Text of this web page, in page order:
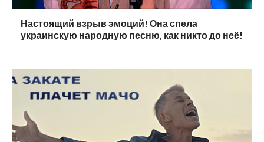
Настоящий взрыв эмоций! Она спела
украинскую народную песню, как никто до неё!